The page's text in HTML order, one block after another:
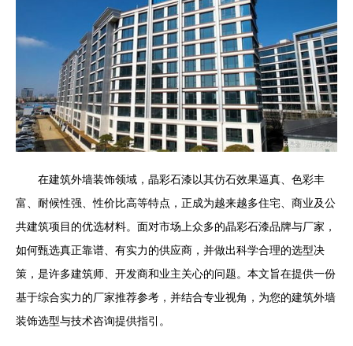
在建筑外墙装饰领域，晶彩石漆以其仿石效果逼真、色彩丰
富、耐候性强、性价比高等特点，正成为越来越多住宅、商业及公
共建筑项目的优选材料。面对市场上众多的晶彩石漆品牌与厂家，
如何甄选真正靠谱、有实力的供应商，并做出科学合理的选型决
策，是许多建筑师、开发商和业主关心的问题。本文旨在提供一份
基于综合实力的厂家推荐参考，并结合专业视角，为您的建筑外墙
装饰选型与技术咨询提供指引。